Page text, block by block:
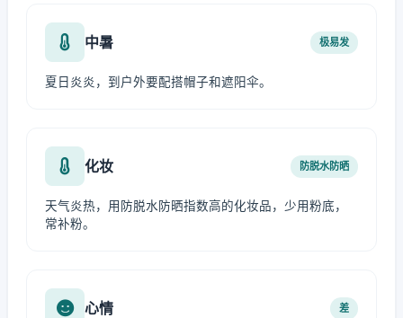
中暑 极易发
夏日炎炎，到户外要配搭帽子和遮阳伞。
化妆 防脱水防晒
天气炎热，用防脱水防晒指数高的化妆品，少用粉底，
常补粉。
心情 差